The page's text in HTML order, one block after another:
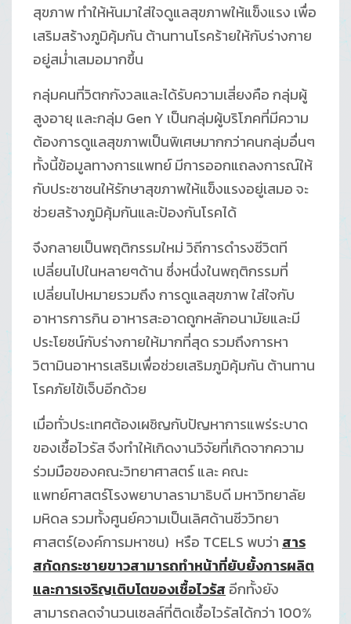
สุขภาพ ทำให้หันมาใส่ใจดูแลสุขภาพให้แข็งแรง เพื่อ
เสริมสร้างภูมิคุ้มกัน ต้านทานโรคร้ายให้กับร่างกาย
อยู่สม่ำเสมอมากขึ้น
กลุ่มคนที่วิตกกังวลและได้รับความเสี่ยงคือ กลุ่มผู้
สูงอายุ และกลุ่ม Gen Y เป็นกลุ่มผู้บริโภคที่มีความ
ต้องการดูแลสุขภาพเป็นพิเศษมากกว่าคนกลุ่มอื่นๆ
ทั้งนี้ข้อมูลทางการแพทย์ มีการออกแถลงการณ์ให้
กับประชาชนให้รักษาสุขภาพให้แข็งแรงอยู่เสมอ จะ
ช่วยสร้างภูมิคุ้มกันและป้องกันโรคได้
จึงกลายเป็นพฤติกรรมใหม่ วิถีการดำรงชีวิตที
เปลี่ยนไปในหลายๆด้าน ซึ่งหนึ่งในพฤติกรรมที่
เปลี่ยนไปหมายรวมถึง การดูแลสุขภาพ ใส่ใจกับ
อาหารการกิน อาหารสะอาดถูกหลักอนามัยและมี
ประโยชน์กับร่างกายให้มากที่สุด รวมถึงการหา
วิตามินอาหารเสริมเพื่อช่วยเสริมภูมิคุ้มกัน ต้านทาน
โรคภัยไข้เจ็บอีกด้วย
เมื่อทั่วประเทศต้องเผชิญกับปัญหาการแพร่ระบาด
ของเชื้อไวรัส จึงทำให้เกิดงานวิจัยที่เกิดจากความ
ร่วมมือของคณะวิทยาศาสตร์ และ คณะ
แพทย์ศาสตร์โรงพยาบาลรามาธิบดี มหาวิทยาลัย
มหิดล รวมทั้งศูนย์ความเป็นเลิศด้านชีววิทยา
ศาสตร์(องค์การมหาชน) หรือ TCELS พบว่า สาร
สกัดกระชายขาวสามารถทำหน้าที่ยับยั้งการผลิต
และการเจริญเติบโตของเชื้อไวรัส อีกทั้งยัง
สามารถลดจำนวนเซลล์ที่ติดเชื้อไวรัสได้กว่า 100%